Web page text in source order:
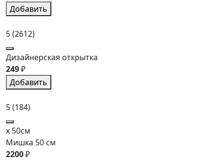
Добавить
5(2612)
Дизайнерская открытка
249₽
Добавить
5(184)
x 50см
Мишка 50 см
2200₽